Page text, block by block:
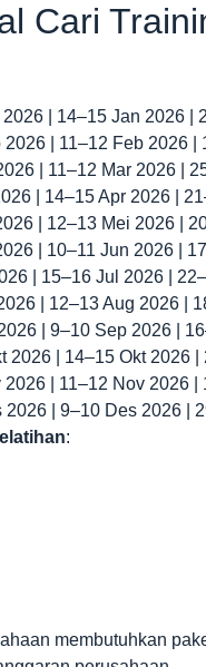
Cari
| 14–15 Jan 2026 |
2026 | 11–12 Feb 2026
| 11–12 Mar 2026 |
| 14–15 Apr 2026 |
| 12–13 Mei 2026 |
| 10–11 Jun 2026 |
| 15–16 Jul 2026 |
| 12–13 Aug 2026 |
| 9–10 Sep 2026 |
2026 | 14–15 Okt 2026
2026 | 11–12 Nov 2026
2026 | 9–10 Des 2026 |
:
membutuhkan